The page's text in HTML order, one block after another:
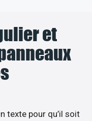
et
texte pour qu’il soit